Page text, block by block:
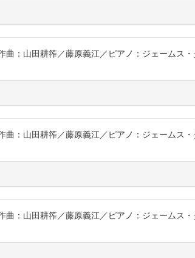
：山田耕筰／藤原義江／ピアノ：ジェームス
：山田耕筰／藤原義江／ピアノ：ジェームス
：山田耕筰／藤原義江／ピアノ：ジェームス